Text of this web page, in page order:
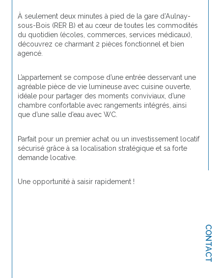
CONTACT
À seulement deux minutes à pied de la gare d’Aulnay-
sous-Bois (RER B) et au cœur de toutes les commodités
du quotidien (écoles, commerces, services médicaux),
découvrez ce charmant 2 pièces fonctionnel et bien
agencé.
L’appartement se compose d’une entrée desservant une
agréable pièce de vie lumineuse avec cuisine ouverte,
idéale pour partager des moments conviviaux, d’une
chambre confortable avec rangements intégrés, ainsi
que d’une salle d’eau avec WC.
Parfait pour un premier achat ou un investissement locatif
sécurisé grâce à sa localisation stratégique et sa forte
demande locative.
Une opportunité à saisir rapidement !